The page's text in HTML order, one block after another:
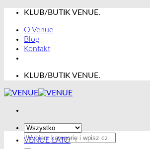
Przewiń
zawartości
KLUB/BUTIK VENUE.
O Venue
Blog
Kontakt
KLUB/BUTIK VENUE.
Szukaj:
VENUE LATO